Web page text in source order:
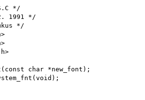
*/
1991 */
*/
char *new_font);